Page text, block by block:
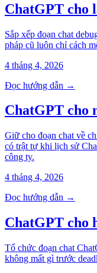
ChatGPT cho
Sắp xếp đoạn chat
pháp cũ luôn chỉ cách
4 tháng 4, 2026
Đọc hướng dẫn →
ChatGPT cho
Giữ cho đoạn chat về
có trật tự khi lịch sử
công ty.
4 tháng 4, 2026
Đọc hướng dẫn →
ChatGPT cho
Tổ chức đoạn chat
không mất gì trước